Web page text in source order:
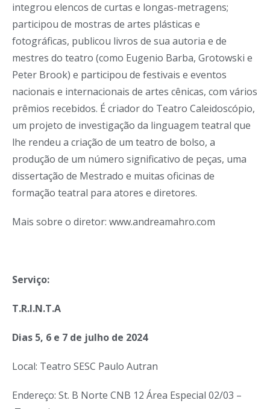
integrou elencos de curtas e longas-metragens;
participou de mostras de artes plásticas e
fotográficas, publicou livros de sua autoria e de
mestres do teatro (como Eugenio Barba, Grotowski e
Peter Brook) e participou de festivais e eventos
nacionais e internacionais de artes cênicas, com vários
prêmios recebidos. É criador do Teatro Caleidoscópio,
um projeto de investigação da linguagem teatral que
lhe rendeu a criação de um teatro de bolso, a
produção de um número significativo de peças, uma
dissertação de Mestrado e muitas oficinas de
formação teatral para atores e diretores.
Mais sobre o diretor: www.andreamahro.com
Serviço:
T.R.I.N.T.A
Dias 5, 6 e 7 de julho de 2024
Local: Teatro SESC Paulo Autran
Endereço: St. B Norte CNB 12 Área Especial 02/03 –